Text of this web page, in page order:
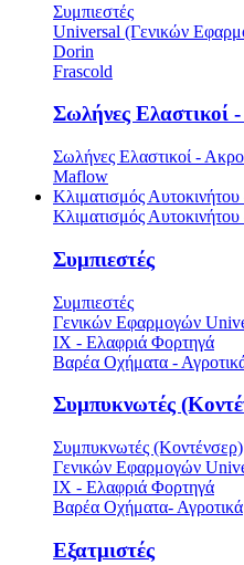
Συμπιεστές
Universal (Γενικών
Dorin
Frascold
Σωλήνες Ελαστικοί
Σωλήνες Ελαστικοί -
Maflow
Κλιματισμός
Κλιματισμός
Συμπιεστές
Συμπιεστές
Γενικών Εφαρμογών
ΙΧ - Ελαφριά Φορτηγά
Βαρέα Οχήματα -
Συμπυκνωτές
Συμπυκνωτές (Κοντένσερ)
Γενικών Εφαρμογών
ΙΧ - Ελαφριά Φορτηγά
Βαρέα Οχήματα- Αγροτικά
Εξατμιστές